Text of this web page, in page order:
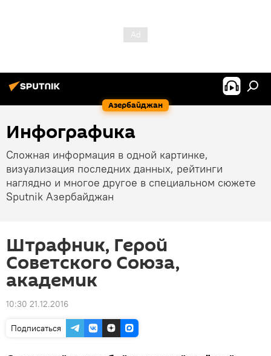
Азербайджан
Инфографика
Сложная информация в одной картинке,
визуализация последних данных, рейтинги
наглядно и многое другое в специальном сюжете
Sputnik Азербайджан
Штрафник, Герой
Советского Союза,
академик
10:30 21.12.2016
Подписаться